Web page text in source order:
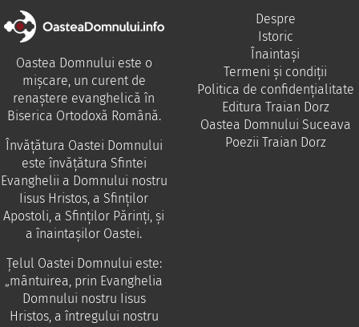
Oastea Domnului este o
mișcare, un curent de
renaștere evanghelică în
Biserica Ortodoxă Română.
Învăţătura Oastei Domnului
este învăţătura Sfintei
Evanghelii a Domnului nostru
Iisus Hristos, a Sfinţilor
Apostoli, a Sfinţilor Părinţi, şi
a înaintaşilor Oastei.
Ţelul Oastei Domnului este:
„mântuirea, prin Evanghelia
Domnului nostru Iisus
Hristos, a întregului nostru
Despre
Istoric
Înaintași
Termeni și condiții
Politica de confidențialitate
Editura Traian Dorz
Oastea Domnului Suceava
Poezii Traian Dorz